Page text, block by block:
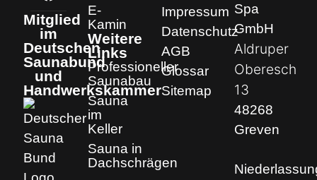
Mitglied
im
Deutschen
Saunabund
und
Handwerkskammer
E-
Kamin
Weitere
Links
Professioneller
Saunabau
Sauna
im
Keller
Sauna in
Dachschrägen
Impressum
Datenschutz
AGB
Glossar
Sitemap
Spa
GmbH
Aldruper
Oberesch
13
48268
Greven